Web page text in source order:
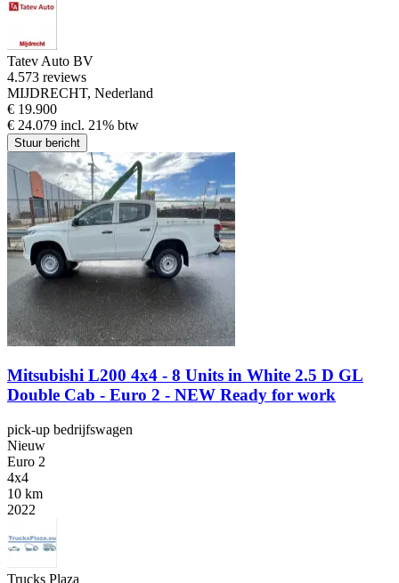
Tatev Auto BV
4.573 reviews
MIJDRECHT, Nederland
€ 19.900
€ 24.079 incl. 21% btw
Stuur bericht
Mitsubishi L200 4x4 - 8 Units in White 2.5 D GL
Double Cab - Euro 2 - NEW Ready for work
pick-up bedrijfswagen
Nieuw
Euro 2
4x4
10 km
2022
Trucks Plaza